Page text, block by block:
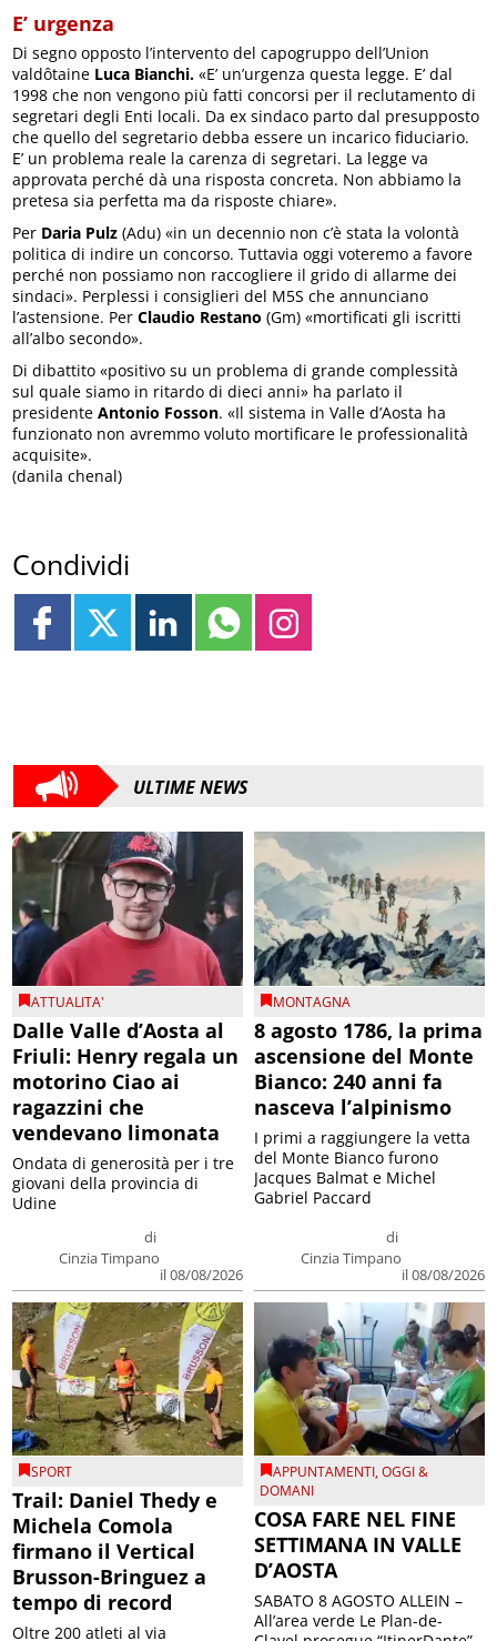
E’ urgenza
Di segno opposto l’intervento del capogruppo dell’Union
valdôtaine Luca Bianchi. «E’ un’urgenza questa legge. E’ dal
1998 che non vengono più fatti concorsi per il reclutamento di
segretari degli Enti locali. Da ex sindaco parto dal presupposto
che quello del segretario debba essere un incarico fiduciario.
E’ un problema reale la carenza di segretari. La legge va
approvata perché dà una risposta concreta. Non abbiamo la
pretesa sia perfetta ma da risposte chiare».
Per Daria Pulz (Adu) «in un decennio non c’è stata la volontà
politica di indire un concorso. Tuttavia oggi voteremo a favore
perché non possiamo non raccogliere il grido di allarme dei
sindaci». Perplessi i consiglieri del M5S che annunciano
l’astensione. PerClaudio Restano (Gm) «mortificati gli iscritti
all’albo secondo».
Di dibattito «positivo su un problema di grande complessità
sul quale siamo in ritardo di dieci anni» ha parlato il
presidenteAntonio Fosson. «Il sistema in Valle d’Aosta ha
funzionato non avremmo voluto mortificare le professionalità
acquisite».
(danila chenal)
Condividi
ULTIME NEWS
ATTUALITA'
Dalle Valle d’Aosta al
Friuli: Henry regala un
motorino Ciao ai
ragazzini che
vendevano limonata
di
Cinzia Timpano
il 08/08/2026
Ondata di generosità per i tre
giovani della provincia di
Udine
MONTAGNA
8 agosto 1786, la prima
ascensione del Monte
Bianco: 240 anni fa
nasceva l’alpinismo
di
Cinzia Timpano
il 08/08/2026
I primi a raggiungere la vetta
del Monte Bianco furono
Jacques Balmat e Michel
Gabriel Paccard
SPORT
Trail: Daniel Thedy e
Michela Comola
firmano il Vertical
Brusson-Bringuez a
tempo di record
Oltre 200 atleti al via
APPUNTAMENTI,OGGI &
DOMANI
COSA FARE NEL FINE
SETTIMANA IN VALLE
D’AOSTA
SABATO 8 AGOSTO ALLEIN –
All’area verde Le Plan-de-